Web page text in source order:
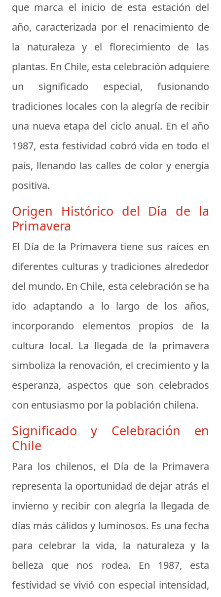
que marca el inicio de esta estación del
año, caracterizada por el renacimiento de
la naturaleza y el florecimiento de las
plantas. En Chile, esta celebración adquiere
un significado especial, fusionando
tradiciones locales con la alegría de recibir
una nueva etapa del ciclo anual. En el año
1987, esta festividad cobró vida en todo el
país, llenando las calles de color y energía
positiva.
Origen Histórico del Día de la
Primavera
El Día de la Primavera tiene sus raíces en
diferentes culturas y tradiciones alrededor
del mundo. En Chile, esta celebración se ha
ido adaptando a lo largo de los años,
incorporando elementos propios de la
cultura local. La llegada de la primavera
simboliza la renovación, el crecimiento y la
esperanza, aspectos que son celebrados
con entusiasmo por la población chilena.
Significado y Celebración en
Chile
Para los chilenos, el Día de la Primavera
representa la oportunidad de dejar atrás el
invierno y recibir con alegría la llegada de
días más cálidos y luminosos. Es una fecha
para celebrar la vida, la naturaleza y la
belleza que nos rodea. En 1987, esta
festividad se vivió con especial intensidad,